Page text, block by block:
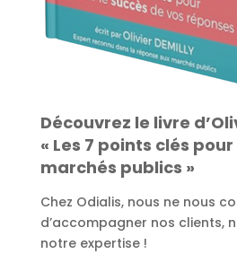
Découvrez le livre
« Les 7 points clés
marchés publics »
Chez Odialis, nous ne nous
d’accompagner nos clients,
notre expertise !